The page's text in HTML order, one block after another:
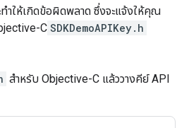
ำให้เกิดข้อผิดพลาด ซึ่งจะแจ้งให้คุณ
C SDKDemoAPIKey.h
สำหรับ Objective-C แล้ววางคีย์ API